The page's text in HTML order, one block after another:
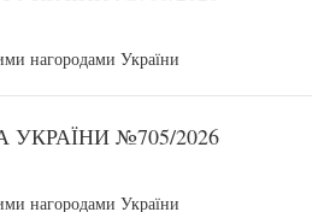
нагородами України
№705/2026
нагородами України